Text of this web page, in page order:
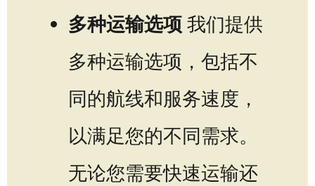
多种运输选项 我们提供
多种运输选项，包括不
同的航线和服务速度，
以满足您的不同需求。
无论您需要快速运输还